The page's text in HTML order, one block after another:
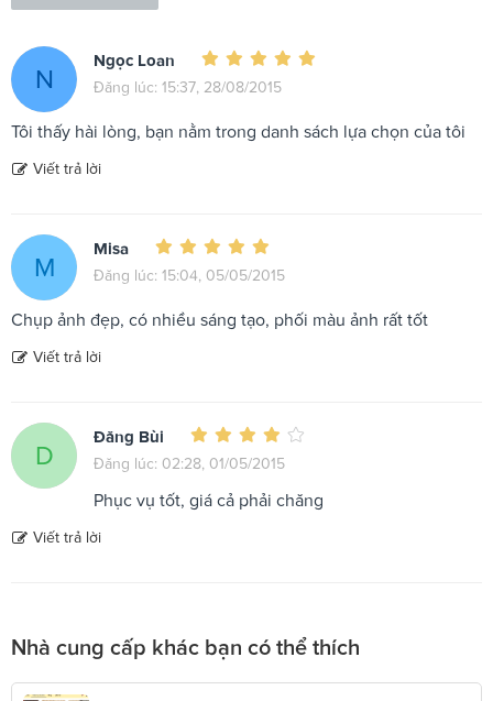
N
Ngọc Loan
Đăng lúc: 15:37, 28/08/2015
Tôi thấy hài lòng, bạn nằm trong danh sách lựa chọn của tôi
Viết trả lời
M
Misa
Đăng lúc: 15:04, 05/05/2015
Chụp ảnh đẹp, có nhiều sáng tạo, phối màu ảnh rất tốt
Viết trả lời
D
Đăng Bùi
Đăng lúc: 02:28, 01/05/2015
Phục vụ tốt, giá cả phải chăng
Viết trả lời
Nhà cung cấp khác bạn có thể thích